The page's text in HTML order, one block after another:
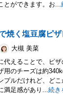
とができます。お...
焼く塩豆腐ピ
大槻 美菜
代えることで、ピ
用のチーズは約
プルだけれど、ど
満足感があり...続き